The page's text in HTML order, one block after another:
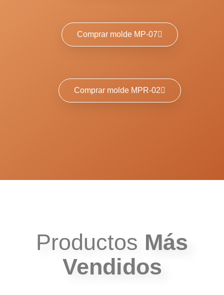
Comprar molde MP-07
Comprar molde MPR-02
Productos Más
Vendidos